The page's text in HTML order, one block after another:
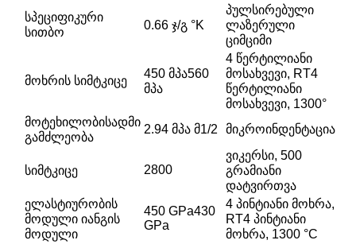
სპეციფიკური
სითბო
0.66 ჯ/გ °K
პულსირებული
ლაზერული
ციმციმი
მოხრის სიმტკიცე
450 მპა560
მპა
4 წერტილიანი
მოსახვევი, RT4
წერტილიანი
მოსახვევი, 1300°
მოტეხილობისადმი
გამძლეობა
2.94 მპა მ1/2 მიკროინდენტაცია
სიმტკიცე 2800
ვიკერსი, 500
გრამიანი
დატვირთვა
ელასტიურობის
მოდული იანგის
მოდული
450 GPa430
GPa
4 პინტიანი მოხრა,
RT4 პინტიანი
მოხრა, 1300 °C